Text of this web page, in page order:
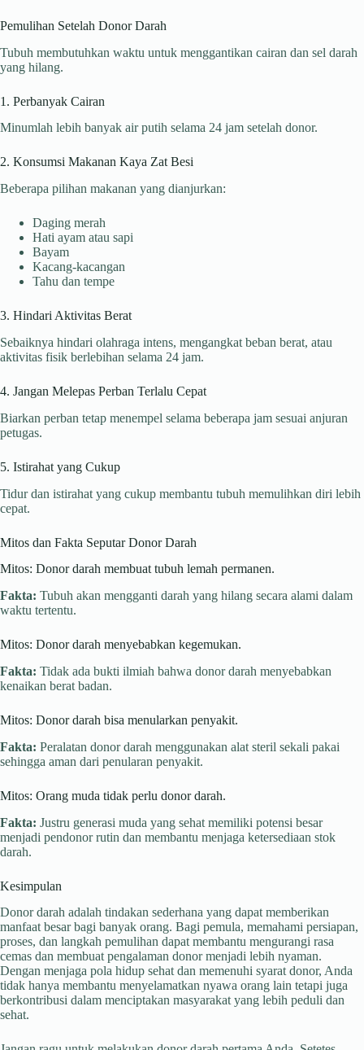
Pemulihan Setelah Donor Darah
Tubuh membutuhkan waktu untuk menggantikan cairan dan sel darah
yang hilang.
1. Perbanyak Cairan
Minumlah lebih banyak air putih selama 24 jam setelah donor.
2. Konsumsi Makanan Kaya Zat Besi
Beberapa pilihan makanan yang dianjurkan:
Daging merah
Hati ayam atau sapi
Bayam
Kacang-kacangan
Tahu dan tempe
3. Hindari Aktivitas Berat
Sebaiknya hindari olahraga intens, mengangkat beban berat, atau
aktivitas fisik berlebihan selama 24 jam.
4. Jangan Melepas Perban Terlalu Cepat
Biarkan perban tetap menempel selama beberapa jam sesuai anjuran
petugas.
5. Istirahat yang Cukup
Tidur dan istirahat yang cukup membantu tubuh memulihkan diri lebih
cepat.
Mitos dan Fakta Seputar Donor Darah
Mitos: Donor darah membuat tubuh lemah permanen.
Fakta: Tubuh akan mengganti darah yang hilang secara alami dalam
waktu tertentu.
Mitos: Donor darah menyebabkan kegemukan.
Fakta: Tidak ada bukti ilmiah bahwa donor darah menyebabkan
kenaikan berat badan.
Mitos: Donor darah bisa menularkan penyakit.
Fakta: Peralatan donor darah menggunakan alat steril sekali pakai
sehingga aman dari penularan penyakit.
Mitos: Orang muda tidak perlu donor darah.
Fakta: Justru generasi muda yang sehat memiliki potensi besar
menjadi pendonor rutin dan membantu menjaga ketersediaan stok
darah.
Kesimpulan
Donor darah adalah tindakan sederhana yang dapat memberikan
manfaat besar bagi banyak orang. Bagi pemula, memahami persiapan,
proses, dan langkah pemulihan dapat membantu mengurangi rasa
cemas dan membuat pengalaman donor menjadi lebih nyaman.
Dengan menjaga pola hidup sehat dan memenuhi syarat donor, Anda
tidak hanya membantu menyelamatkan nyawa orang lain tetapi juga
berkontribusi dalam menciptakan masyarakat yang lebih peduli dan
sehat.